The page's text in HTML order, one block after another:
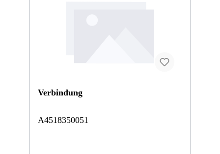
Verbindung
A4518350051